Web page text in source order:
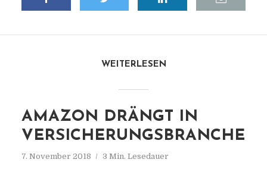
WEITERLESEN
AMAZON DRÄNGT IN
VERSICHERUNGSBRANCHE
7. November 2018 3 Min. Lesedauer